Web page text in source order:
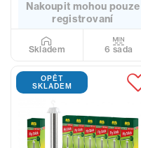
Nakoupit mohou pouze
registrovaní
Skladem 6 sada
OPĚT
SKLADEM